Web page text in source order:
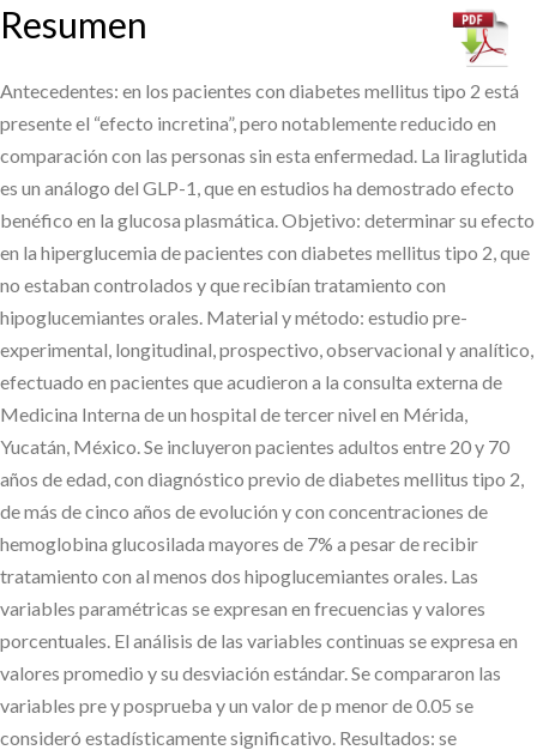
Resumen
Antecedentes: en los pacientes con diabetes mellitus tipo 2 está
presente el “efecto incretina”, pero notablemente reducido en
comparación con las personas sin esta enfermedad. La liraglutida
es un análogo del GLP-1, que en estudios ha demostrado efecto
benéfico en la glucosa plasmática. Objetivo: determinar su efecto
en la hiperglucemia de pacientes con diabetes mellitus tipo 2, que
no estaban controlados y que recibían tratamiento con
hipoglucemiantes orales. Material y método: estudio pre-
experimental, longitudinal, prospectivo, observacional y analítico,
efectuado en pacientes que acudieron a la consulta externa de
Medicina Interna de un hospital de tercer nivel en Mérida,
Yucatán, México. Se incluyeron pacientes adultos entre 20 y 70
años de edad, con diagnóstico previo de diabetes mellitus tipo 2,
de más de cinco años de evolución y con concentraciones de
hemoglobina glucosilada mayores de 7% a pesar de recibir
tratamiento con al menos dos hipoglucemiantes orales. Las
variables paramétricas se expresan en frecuencias y valores
porcentuales. El análisis de las variables continuas se expresa en
valores promedio y su desviación estándar. Se compararon las
variables pre y posprueba y un valor de p menor de 0.05 se
consideró estadísticamente significativo. Resultados: se